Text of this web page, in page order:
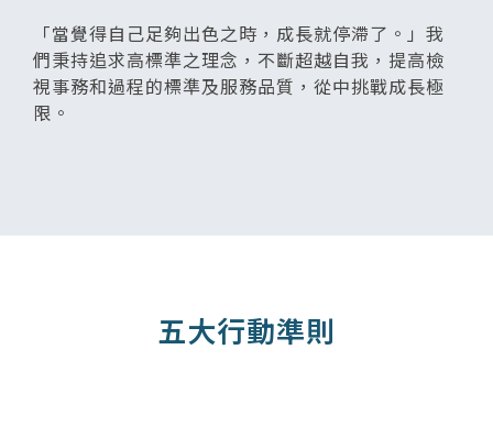
「當覺得自己足夠出色之時，成長就停滯了。」我
們秉持追求高標準之理念，不斷超越自我，提高檢
視事務和過程的標準及服務品質，從中挑戰成長極
限。
五大行動準則